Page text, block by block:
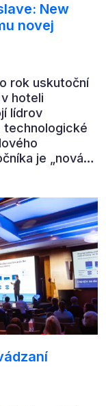
New
novej
rok uskutoční
hoteli
lídrov
technologické
je „nová